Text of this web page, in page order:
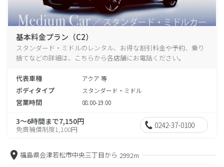
基本料金プラン（C2）
スタンダード・ミドルのレンタル、お得な割引料金や予約、乗り
捨てなどの詳細は、こちらから各店舗にお電話ください。
代表車種 アクア 等
ボディタイプ スタンダード・ミドル
営業時間 08:00-19:00
3～6時間まで7,150円
免責補償制度1,100円 0242-37-0100
福島県会津若松市中央三丁目から 2992m